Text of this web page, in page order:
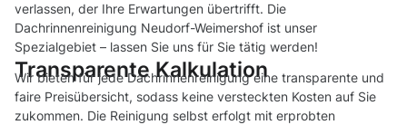
verlassen, der Ihre Erwartungen übertrifft. Die
Dachrinnenreinigung Neudorf-Weimershof ist unser
Spezialgebiet – lassen Sie uns für Sie tätig werden!
Transparente Kalkulation
Wir bieten für jede Dachrinnenreinigung eine transparente und
faire Preisübersicht, sodass keine versteckten Kosten auf Sie
zukommen. Die Reinigung selbst erfolgt mit erprobten